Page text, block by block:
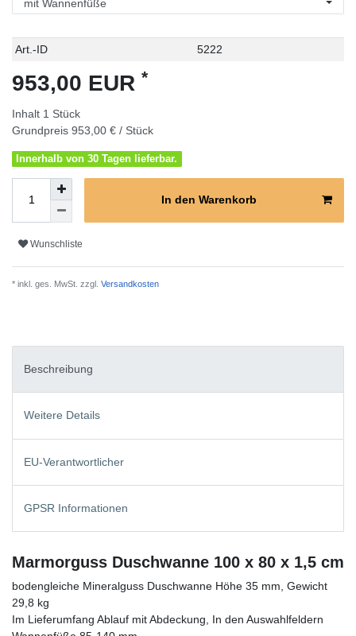
Technisches
Wert
Art.-ID 5222
953,00 EUR *
Inhalt 1 Stück
Grundpreis 953,00 € / Stück
Innerhalb von 30 Tagen lieferbar.
In den Warenkorb
Wunschliste
* inkl. ges. MwSt. zzgl. Versandkosten
Beschreibung
Weitere Details
EU-Verantwortlicher
GPSR Informationen
Marmorguss Duschwanne 100 x 80 x 1,5 cm
bodengleiche Mineralguss Duschwanne Höhe 35 mm, Gewicht
29,8 kg
Im Lieferumfang Ablauf mit Abdeckung, In den Auswahlfeldern